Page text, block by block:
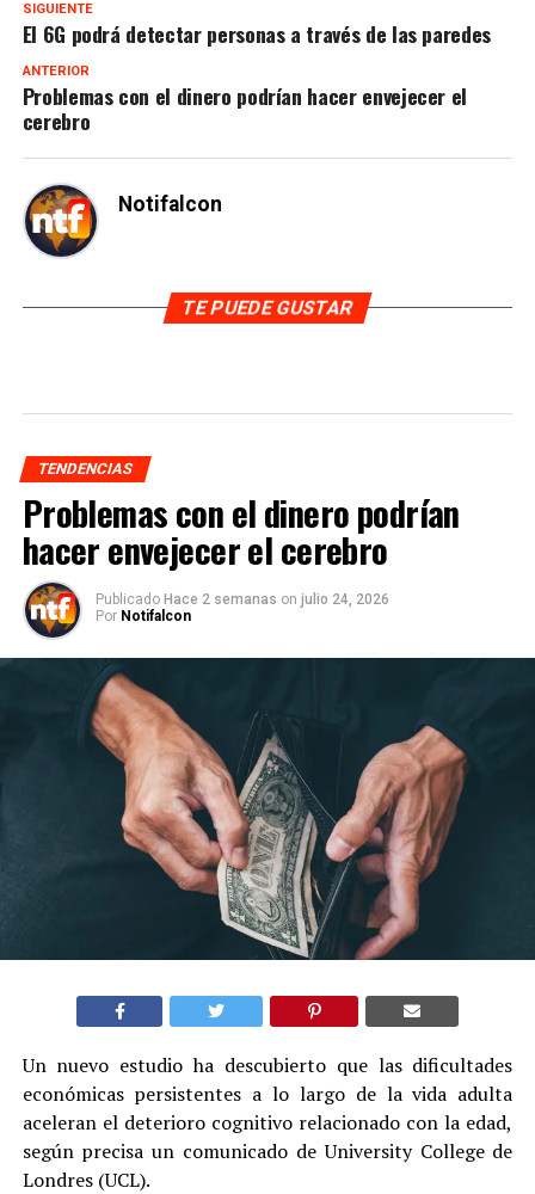
SIGUIENTE
El 6G podrá detectar personas a través de las paredes
ANTERIOR
Problemas con el dinero podrían hacer envejecer el
cerebro
Notifalcon
TE PUEDE GUSTAR
TENDENCIAS
Problemas con el dinero podrían
hacer envejecer el cerebro
Publicado Hace 2 semanas on julio 24, 2026
Por Notifalcon
Un nuevo estudio ha descubierto que las dificultades
económicas persistentes a lo largo de la vida adulta
aceleran el deterioro cognitivo relacionado con la edad,
según precisa un comunicado de University College de
Londres (UCL).